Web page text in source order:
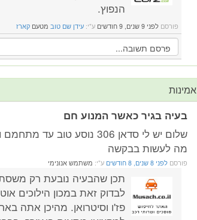
הנפוץ.
פורסםלפני 9 שנים, 9 חודשים ע"י:עידן שם טוב מטעםקארז
אמינות
בעיה בגיר כאשר המנוע חם
שלום יש לי סדאן 306 נוסע
מה לעשות בבקשה
פורסםלפני 8 שנים, 8 חודשים ע"י: משתמש אנונימי
תכן שהבעיה נובעת רק
לבדוק זאת במכון הילוכים
פז'ו וסיטרואן. מהיכן אתה